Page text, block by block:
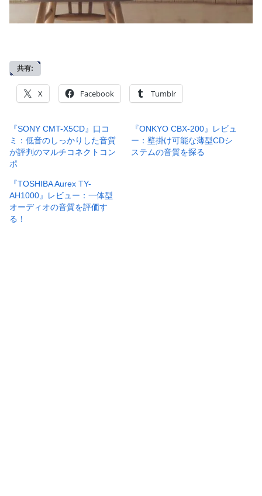
共有:
X Facebook Tumblr
『SONY CMT-X5CD』口コ
ミ：低音のしっかりした音質
が評判のマルチコネクトコン
ポ
『ONKYO CBX-200』レビュ
ー：壁掛け可能な薄型CDシ
ステムの音質を探る
『TOSHIBA Aurex TY-
AH1000』レビュー：一体型
オーディオの音質を評価す
る！